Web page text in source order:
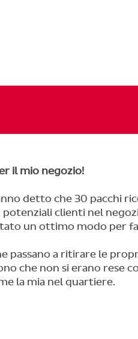
il mio negozio!
detto che 30 pacchi
potenziali clienti nel
un ottimo modo per
passano a ritirare le
che non si erano rese
la mia nel quartiere.